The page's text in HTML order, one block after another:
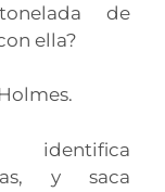
de
ella?
y saca